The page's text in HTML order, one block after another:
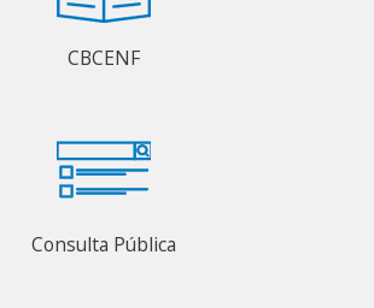
CBCENF
Consulta Pública